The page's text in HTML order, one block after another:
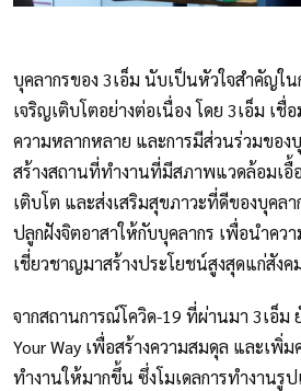
บุคลากรของ 3เอ็ม นับเป็นหัวใจสำคัญ
เจริญเติบโตอย่างต่อเนื่อง โดย 3เอ็ม เชื่
ความหลากหลาย และการมีส่วนร่วมของ
สร้างสถานที่ทำงานที่มีสภาพแวดล้อมเอื้
เติบโต และส่งเสริมสุขภาวะที่ดีของบุคลา
ปลูกฝังจิตอาสาให้กับบุคลากร เพื่อนำคว
เชี่ยวชาญมาสร้างประโยชน์สูงสุดแก่สังค
จากสถานการณ์โควิด-19 ที่ผ่านมา 3เอ็ม
Your Way เพื่อสร้างความสมดุล และเพิ่
ทำงานให้มากขึ้น ซึ่งโมเดลการทำงาน